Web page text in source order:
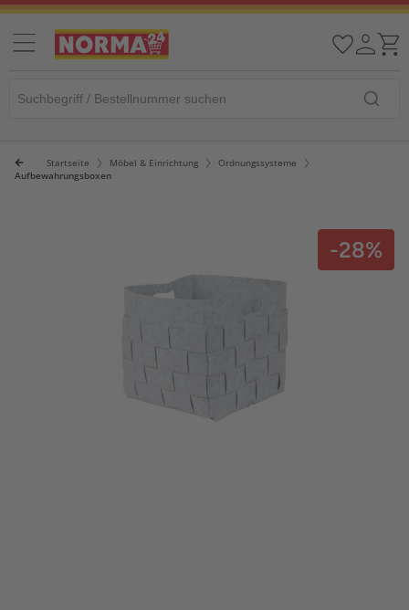
Startseite Möbel & Einrichtung
Ordnungssysteme
Aufbewahrungsboxen
-28%